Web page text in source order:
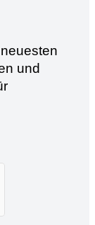
und